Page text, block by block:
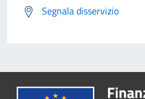
Segnala disservizio